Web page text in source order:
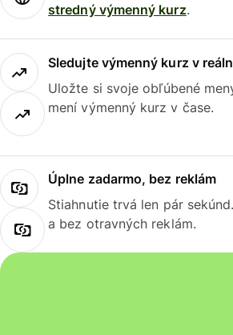
stredný výmenný kurz.
Sledujte výmenný kurz v
Uložte si svoje obľúbené
mení výmenný kurz v čase.
Úplne zadarmo, bez reklám
Stiahnutie trvá len pár
a bez otravných reklám.